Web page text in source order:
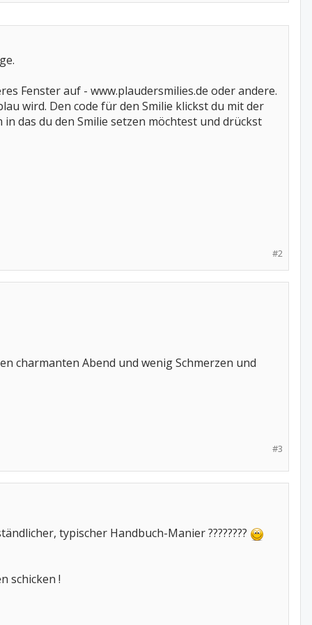
Fenster auf - www.plaudersmilies.de oder andere.
wird. Den code für den Smilie klickst du mit der
das du den Smilie setzen möchtest und drückst
#2
charmanten Abend und wenig Schmerzen und
#3
typischer Handbuch-Manier ????????
schicken !